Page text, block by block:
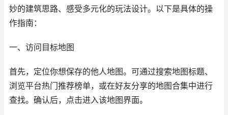
妙的建筑思路、感受多元化的玩法设计。以下是具体的操
作指南：
一、访问目标地图
首先，定位你想保存的他人地图。可通过搜索地图标题、
浏览平台热门推荐榜单，或在好友分享的地图合集中进行
查找。确认后，点击进入该地图界面。